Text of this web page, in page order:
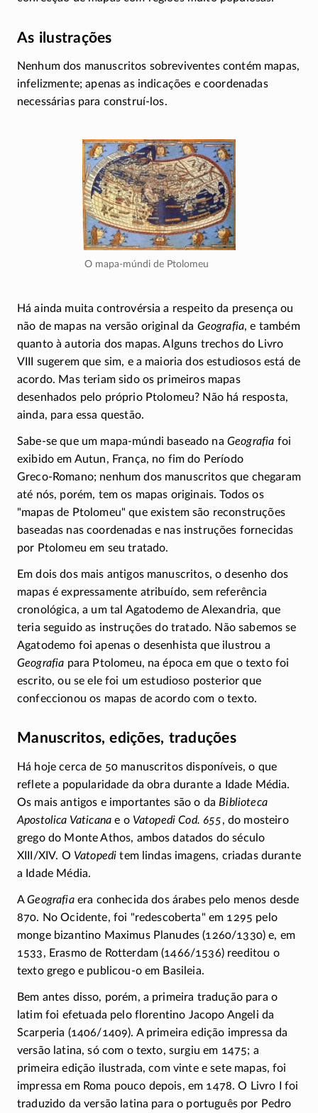
As ilustrações
Nenhum dos manuscritos sobreviventes contém mapas,
infelizmente; apenas as indicações e coordenadas
necessárias para construí-los.
O mapa-múndi de Ptolomeu
Há ainda muita controvérsia a respeito da presença ou
não de mapas na versão original da Geografia, e também
quanto à autoria dos mapas. Alguns trechos do Livro
VIII sugerem que sim, e a maioria dos estudiosos está de
acordo. Mas teriam sido os primeiros mapas
desenhados pelo próprio Ptolomeu? Não há resposta,
ainda, para essa questão.
Sabe-se que um mapa-múndi baseado na Geografia foi
exibido em Autun, França, no fim do Período
Greco-Romano; nenhum dos manuscritos que chegaram
até nós, porém, tem os mapas originais. Todos os
mapas de Ptolomeu
que existem são reconstruções
baseadas nas coordenadas e nas instruções fornecidas
por Ptolomeu em seu tratado.
Em dois dos mais antigos manuscritos, o desenho dos
mapas é expressamente atribuído, sem referência
cronológica, a um tal Agatodemo de Alexandria, que
teria seguido as instruções do tratado. Não sabemos se
Agatodemo foi apenas o desenhista que ilustrou a
Geografia para Ptolomeu, na época em que o texto foi
escrito, ou se ele foi um estudioso posterior que
confeccionou os mapas de acordo com o texto.
Manuscritos, edições, traduções
Há hoje cerca de 50 manuscritos disponíveis, o que
reflete a popularidade da obra durante a Idade Média.
Os mais antigos e importantes são o da Biblioteca
Apostolica Vaticana e o Vatopedi Cod. 655, do mosteiro
grego do Monte Athos, ambos datados do século
XIII/XIV. O Vatopedi tem lindas imagens, criadas durante
a Idade Média.
AGeografiaera conhecida dos árabes pelo menos desde
870. No Ocidente, foi
redescoberta
em 1295 pelo
monge bizantino Maximus Planudes(1260/1330) e, em
1533, Erasmo de Rotterdam(1466/1536)reeditou o
texto grego e publicou-oem Basileia.
Bem antes disso, porém, a primeira tradução para o
latim foi efetuada pelo florentino Jacopo Angeli da
Scarperia (1406/1409). A primeira edição impressa da
versão latina, só com o texto, surgiu em 1475; a
primeira edição ilustrada, com vinte e sete mapas, foi
impressa em Roma pouco depois, em 1478. O Livro I foi
traduzido da versão latina para o português por Pedro